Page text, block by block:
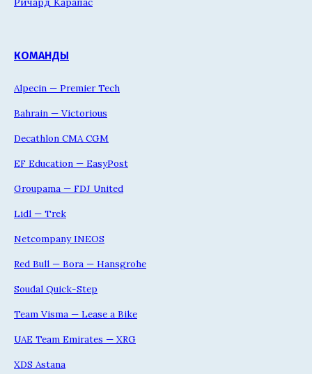
КОМАНДЫ
Alpecin — Premier Tech
Bahrain — Victorious
Decathlon CMA CGM
EF Education — EasyPost
Groupama — FDJ United
Lidl — Trek
Netcompany INEOS
Red Bull — Bora — Hansgrohe
Soudal Quick-Step
Team Visma — Lease a Bike
UAE Team Emirates — XRG
XDS Astana